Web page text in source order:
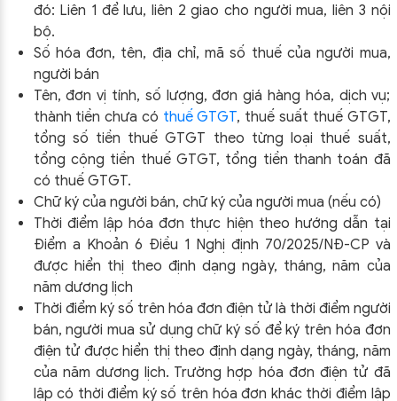
đó: Liên 1 để lưu, liên 2 giao cho người mua, liên 3 nội
bộ.
Số hóa đơn, tên, địa chỉ, mã số thuế của người mua,
người bán
Tên, đơn vị tính, số lượng, đơn giá hàng hóa, dịch vụ;
thành tiền chưa có thuế GTGT, thuế suất thuế GTGT,
tổng số tiền thuế GTGT theo từng loại thuế suất,
tổng cộng tiền thuế GTGT, tổng tiền thanh toán đã
có thuế GTGT.
Chữ ký của người bán, chữ ký của người mua (nếu có)
Thời điểm lập hóa đơn thực hiện theo hướng dẫn tại
Điểm a Khoản 6 Điều 1 Nghị định 70/2025/NĐ-CP và
được hiển thị theo định dạng ngày, tháng, năm của
năm dương lịch
Thời điểm ký số trên hóa đơn điện tử là thời điểm người
bán, người mua sử dụng chữ ký số để ký trên hóa đơn
điện tử được hiển thị theo định dạng ngày, tháng, năm
của năm dương lịch. Trường hợp hóa đơn điện tử đã
lập có thời điểm ký số trên hóa đơn khác thời điểm lập